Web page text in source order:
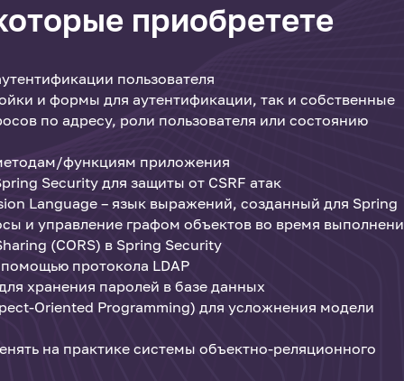
приобретете
пользователя
и формы для аутентификации, так и собственные
по адресу, роли пользователя или состоянию
функциям приложения
Security для защиты от CSRF атак
Language – язык выражений, созданный для Spring
и управление графом объектов во время
(CORS) в Spring Security
протокола LDAP
хранения паролей в базе данных
Oriented Programming) для усложнения модели
на практике системы объектно-реляционного